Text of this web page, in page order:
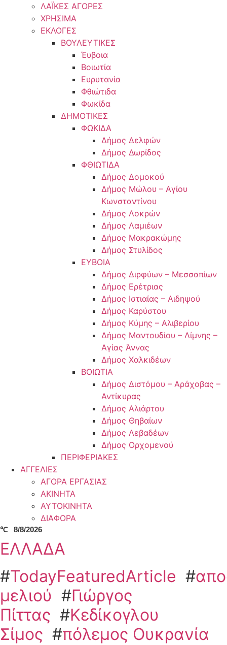
ΛΑΪΚΕΣ ΑΓΟΡΕΣ
ΧΡΗΣΙΜΑ
ΕΚΛΟΓΕΣ
ΒΟΥΛΕΥΤΙΚΕΣ
Έυβοια
Βοιωτία
Ευρυτανία
Φθιώτιδα
Φωκίδα
ΔΗΜΟΤΙΚΕΣ
ΦΩΚΙΔΑ
Δήμος Δελφών
Δήμος Δωρίδος
ΦΘΙΩΤΙΔΑ
Δήμος Δομοκού
Δήμος Μώλου – Αγίου
Κωνσταντίνου
Δήμος Λοκρών
Δήμος Λαμιέων
Δήμος Μακρακώμης
Δήμος Στυλίδος
ΕΥΒΟΙΑ
Δήμος Διρφύων – Μεσσαπίων
Δήμος Ερέτριας
Δήμος Ιστιαίας – Αιδηψού
Δήμος Καρύστου
Δήμος Κύμης – Αλιβερίου
Δήμος Μαντουδίου – Λίμνης –
Αγίας Άννας
Δήμος Χαλκιδέων
ΒΟΙΩΤΙΑ
Δήμος Διστόμου – Αράχοβας –
Αντίκυρας
Δήμος Αλιάρτου
Δήμος Θηβαίων
Δήμος Λεβαδέων
Δήμος Ορχομενού
ΠΕΡΙΦΕΡΙΑΚΕΣ
ΑΓΓΕΛΙΕΣ
ΑΓΟΡΑ ΕΡΓΑΣΙΑΣ
ΑΚΙΝΗΤΑ
ΑΥΤΟΚΙΝΗΤΑ
ΔΙΑΦΟΡΑ
℃ 8/8/2026
ΕΛΛΑΔΑ
#TodayFeaturedArticle #
μελιού #Γιώργος
Πίττας #Κεδίκογλου
Σίμος #πόλεμος Ουκρανία